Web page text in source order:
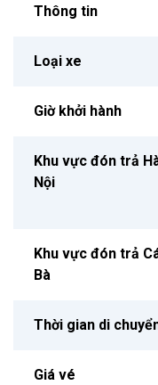
Thông tin
Loại xe
Giờ khởi hành
Khu vực đón trả
Nội
Khu vực đón trả
Bà
Thời gian di
Giá vé